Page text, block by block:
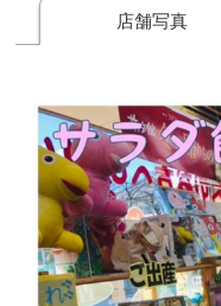
店舗写真